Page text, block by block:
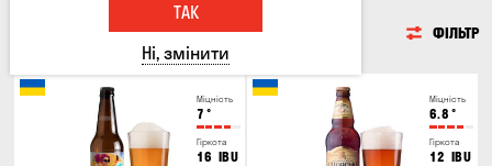
ФІЛЬТР
Міцність
7 °
Гіркота
16 IBU
Міцність
6.8 °
Гіркота
12 IBU
ТАК
Ні, змінити